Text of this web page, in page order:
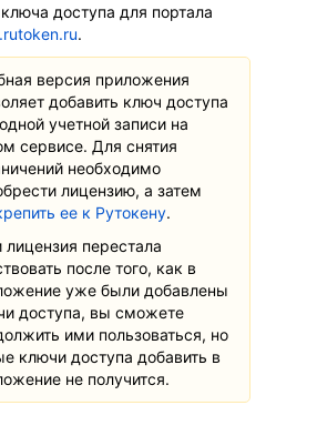
доступа для портала
.
версия приложения
добавить ключ доступа
учетной записи на
сервисе. Для снятия
необходимо
лицензию, а затем
ее к Рутокену.
лицензия перестала
после того, как в
уже были добавлены
доступа, вы сможете
ими пользоваться, но
ключи доступа добавить в
не получится.